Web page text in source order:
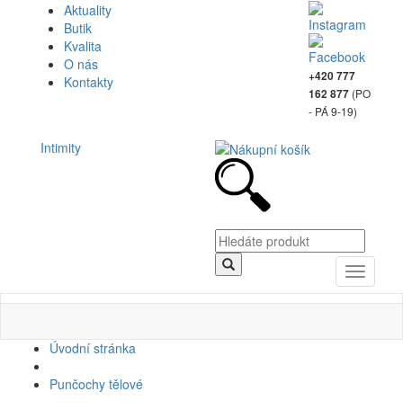
Aktuality
Butik
Kvalita
O nás
Kontakty
+420 777
162 877 (PO
- PÁ 9-19)
Intimity
Toggle
Úvodní stránka
Punčochy tělové